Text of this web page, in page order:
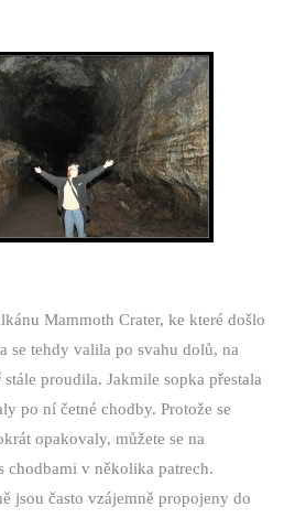
Mammoth Crater, ke které došlo
se tehdy valila po svahu dolů, na
proudila. Jakmile sopka přestala
po ní četné chodby. Protože se
opakovaly, můžete se na
chodbami v několika patrech.
jsou často vzájemně propojeny do